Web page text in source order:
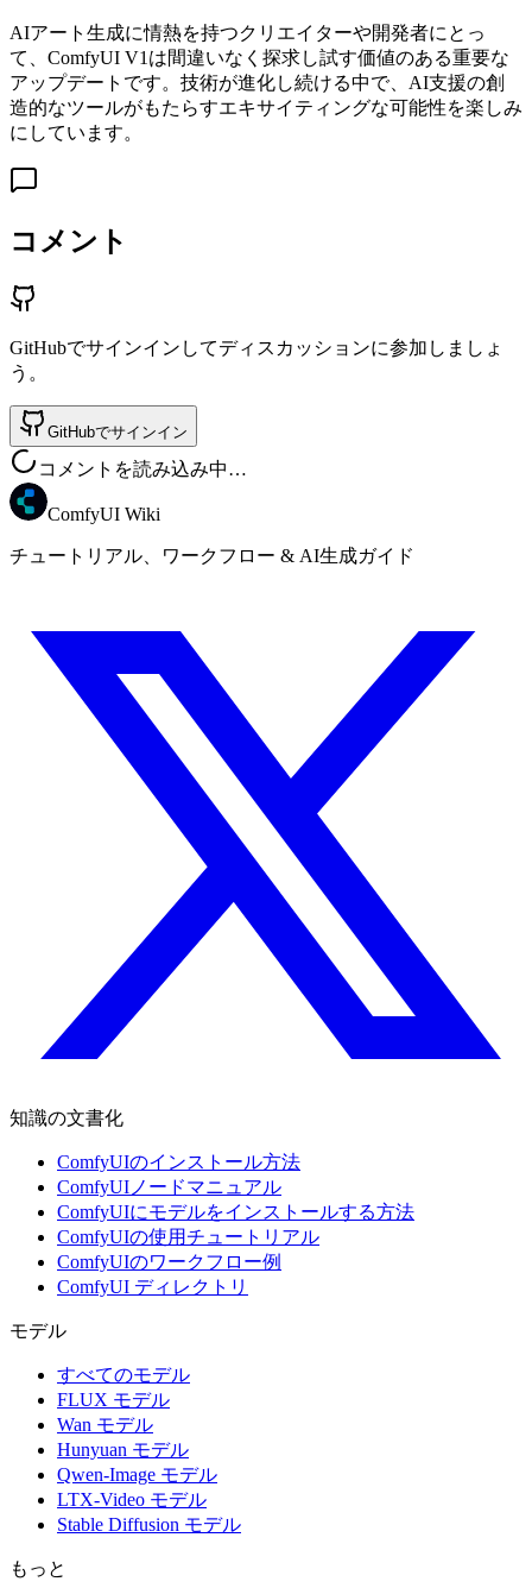
AIアート生成に情熱を持つクリエイターや開発者にとっ
て、ComfyUI V1は間違いなく探求し試す価値のある重要な
アップデートです。技術が進化し続ける中で、AI支援の創
造的なツールがもたらすエキサイティングな可能性を楽しみ
にしています。
コメント
GitHubでサインインしてディスカッションに参加しましょ
う。
GitHubでサインイン
コメントを読み込み中…
ComfyUI Wiki
チュートリアル、ワークフロー & AI生成ガイド
知識の文書化
ComfyUIのインストール方法
ComfyUIノードマニュアル
ComfyUIにモデルをインストールする方法
ComfyUIの使用チュートリアル
ComfyUIのワークフロー例
ComfyUI ディレクトリ
モデル
すべてのモデル
FLUX モデル
Wan モデル
Hunyuan モデル
Qwen-Image モデル
LTX-Video モデル
Stable Diffusion モデル
もっと